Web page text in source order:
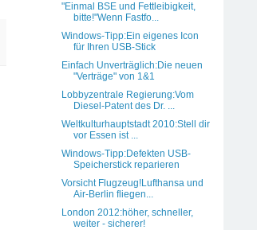
"Einmal BSE und Fettleibigkeit,
bitte!"Wenn Fastfo...
Windows-Tipp:Ein eigenes Icon
für Ihren USB-Stick
Einfach Unverträglich:Die neuen
"Verträge" von 1&1
Lobbyzentrale Regierung:Vom
Diesel-Patent des Dr. ...
Weltkulturhauptstadt 2010:Stell dir
vor Essen ist ...
Windows-Tipp:Defekten USB-
Speicherstick reparieren
Vorsicht Flugzeug!Lufthansa und
Air-Berlin fliegen...
London 2012:höher, schneller,
weiter - sicherer!